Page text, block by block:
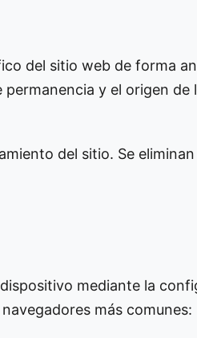
del sitio web de forma
y el origen
del sitio. Se
mediante la
más comunes: